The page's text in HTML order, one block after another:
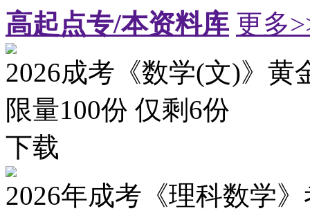
高起点专/本资料库 更多
2026成考《数学(文)》黄
限量100份 仅剩 6份
下载
2026年成考《理科数学